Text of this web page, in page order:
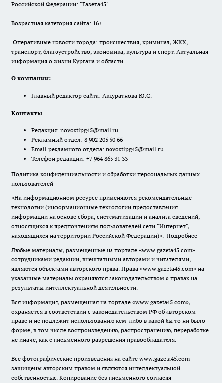
Российской Федерации: "Газета45".
Возрастная категория сайта: 16+
Оперативные новости города: происшествия, криминал, ЖКХ,
транспорт, благоустройство, экономика, культура и спорт. Актуальная
информация о жизни Кургана и области.
О компании:
Главный редактор сайта: Аккуратнова Ю.С.
Контакты
Редакция: novostipg45@mail.ru
Рекламный отдел: 8 902 205 50 66
Email рекламного отдела: novostipg45@mail.ru
Телефон редакции: +7 964 863 31 33
Политика конфиденциальности и обработки персональных данных
пользователей
«На информационном ресурсе применяются рекомендательные
технологии (информационные технологии предоставления
информации на основе сбора, систематизации и анализа сведений,
относящихся к предпочтениям пользователей сети "Интернет",
находящихся на территории Российской Федерации)». Подробнее
Любые материалы, размещенные на портале «www.gazeta45.com»
сотрудниками редакции, внештатными авторами и читателями,
являются объектами авторского права. Права «www.gazeta45.com» на
указанные материалы охраняются законодательством о правах на
результаты интеллектуальной деятельности.
Вся информация, размещенная на портале «www.gazeta45.com»,
охраняется в соответствии с законодательством РФ об авторском
праве и не подлежит использованию кем-либо в какой бы то ни было
форме, в том числе воспроизведению, распространению, переработке
не иначе, как с письменного разрешения правообладателя.
Все фотографические произведения на сайте www.gazeta45.com
защищены авторским правом и являются интеллектуальной
собственностью. Копирование без письменного согласия